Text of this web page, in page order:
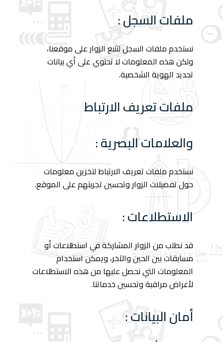
ملفات السجل :
نستخدم ملفات السجل لتتبع الزوار على موقعنا،
ولكن هذه المعلومات لا تحتوي على أي بيانات
تحديد الهوية الشخصية.
ملفات تعريف الارتباط
والعلامات البصرية :
نستخدم ملفات تعريف الارتباط لتخزين معلومات
حول تفضيلات الزوار وتحسين تجربتهم على الموقع.
الاستطلاعات :
قد نطلب من الزوار المشاركة في استطلاعات أو
مسابقات بين الحين والآخر، ويمكن استخدام
المعلومات التي نحصل عليها من هذه الاستطلاعات
لأغراض مراقبة وتحسين خدماتنا.
أمان البيانات :